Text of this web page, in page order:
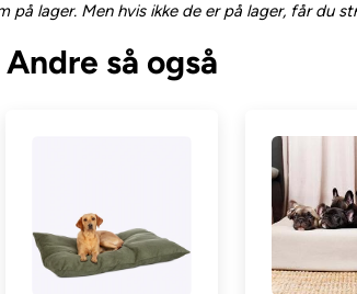
lager. Men hvis ikke de er på lager, får du
Andre så også